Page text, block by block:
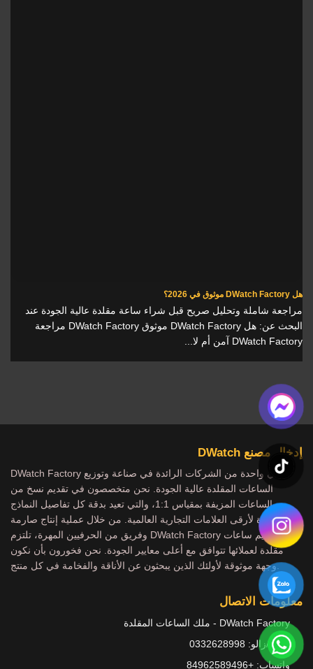
هل DWatch Factory موثوق في 2026؟
مراجعة شاملة وتحليل صريح قبل شراء ساعة مقلدة عالية الجودة عند
البحث عن: هل DWatch Factory موثوق DWatch Factory مراجعة
DWatch Factory آمن أم لا...
إدخال مصنع DWatch
DWatch Factory هي واحدة من الشركات الرائدة في صناعة وتوزيع
الساعات المقلدة عالية الجودة. نحن متخصصون في تقديم نسخ من
الساعات المزيفة بمقياس 1:1، والتي تعيد بدقة كل تفاصيل النماذج
الشهيرة لأرقى العلامات التجارية العالمية. من خلال عملية إنتاج صارمة
وفريق من الحرفيين المهرة، تلتزم DWatch Factory بتقديم ساعات
مقلدة لعملائها تتوافق مع أعلى معايير الجودة. نحن فخورون بأن نكون
وجهة موثوقة لأولئك الذين يبحثون عن الأناقة والفخامة في كل منتج.
معلومات الاتصال
DWatch Factory - ملك الساعات المقلدة
هاتف/زالو: 0332628998
واتساب: +84962589496